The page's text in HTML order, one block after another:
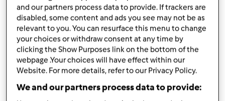
condividi la ricetta
Crea variante
and our partners process data to provide. If trackers are
disabled, some content and ads you see may not be as
relevant to you. You can resurface this menu to change
your choices or withdraw consent at any time by
clicking the Show Purposes link on the bottom of the
webpage .Your choices will have effect within our
Website. For more details, refer to our Privacy Policy.
We and our partners process data to provide: